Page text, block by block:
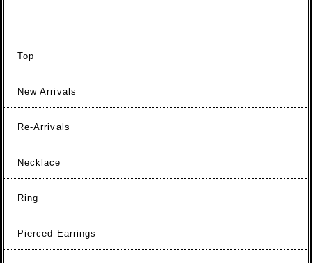
Top
New Arrivals
Re-Arrivals
Necklace
Ring
Pierced Earrings